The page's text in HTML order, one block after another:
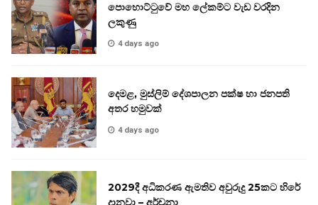
පොහොට්ටුවේ මහ ලේකම්ට වැඩ වරදින
ලකුණු
4 days ago
දෙමළ, මුස්ලිම් දේශපාලන පක්ෂ හා ජනපති
අතර හමුවක්
4 days ago
2029දී අධිකරණ ඇමතිව අවුරුදු 25කට හිරේ
දානවා – අර්චුනා